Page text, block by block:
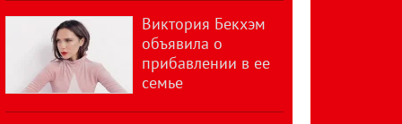
Виктория Бекхэм
объявила о
прибавлении в ее
семье